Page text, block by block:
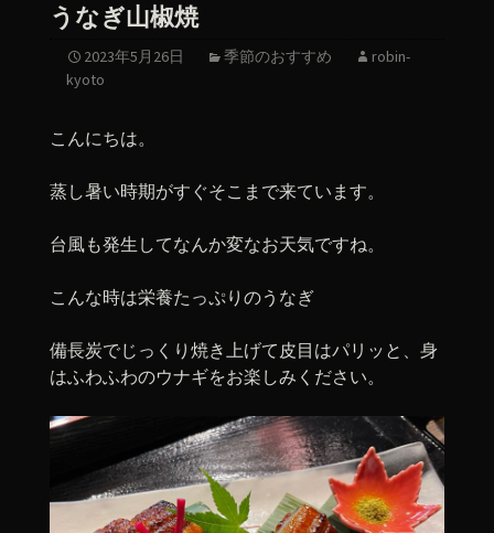
うなぎ山椒焼
2023年5月26日 季節のおすすめ
robin-
kyoto
こんにちは。
蒸し暑い時期がすぐそこまで来ています。
台風も発生してなんか変なお天気ですね。
こんな時は栄養たっぷりのうなぎ
備長炭でじっくり焼き上げて皮目はパリッと、身
はふわふわのウナギをお楽しみください。